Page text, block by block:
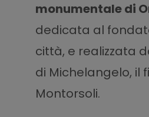
monumentale di
dedicata al
città, e realizzata
di Michelangelo, il
Montorsoli.